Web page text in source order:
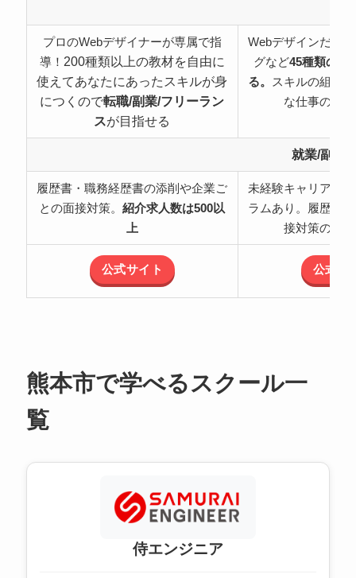
プロのWebデザイナーが専属で指
導！ 200種類以上の教材を自由に
使えてあなたにあったスキルが身
につくので転職/副業/フリーラン
スが目指せる
Webデザインだけ
グなど45種類の職
る。 スキルの組み
な仕事の可
就業/副業
履歴書・職務経歴書の添削や企業ご
との面接対策。紹介求人数は500以
上
未経験キャリアチ
ラムあり。履歴書
接対策のサ
公式サイト 公式サ
熊本市で学べるスクール一
覧
侍エンジニア